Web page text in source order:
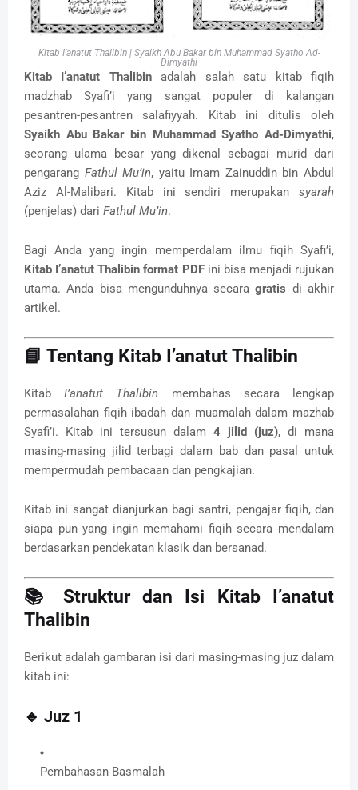
Kitab I’anatut Thalibin | Syaikh Abu Bakar bin Muhammad Syatho Ad-
Dimyathi
Kitab I’anatut Thalibinadalah salah satu kitab fiqih
madzhab Syafi’i yang sangat populer di kalangan
pesantren-pesantren salafiyyah. Kitab ini ditulis oleh
Syaikh Abu Bakar bin Muhammad Syatho Ad-Dimyathi,
seorang ulama besar yang dikenal sebagai murid dari
pengarang Fathul Mu’in, yaitu Imam Zainuddin bin Abdul
Aziz Al-Malibari. Kitab ini sendiri merupakan syarah
(penjelas) dari Fathul Mu’in.
Bagi Anda yang ingin memperdalam ilmu fiqih Syafi’i,
Kitab I’anatut Thalibin format PDFini bisa menjadi rujukan
utama. Anda bisa mengunduhnya secaragratis di akhir
artikel.
📘 Tentang Kitab I’anatut Thalibin
KitabI’anatut Thalibin membahas secara lengkap
permasalahan fiqih ibadah dan muamalah dalam mazhab
Syafi’i. Kitab ini tersusun dalam 4 jilid (juz), di mana
masing-masing jilid terbagi dalam bab dan pasal untuk
mempermudah pembacaan dan pengkajian.
Kitab ini sangat dianjurkan bagi santri, pengajar fiqih, dan
siapa pun yang ingin memahami fiqih secara mendalam
berdasarkan pendekatan klasik dan bersanad.
📚 Struktur dan Isi Kitab I’anatut
Thalibin
Berikut adalah gambaran isi dari masing-masing juz dalam
kitab ini:
🔹 Juz 1
Pembahasan Basmalah